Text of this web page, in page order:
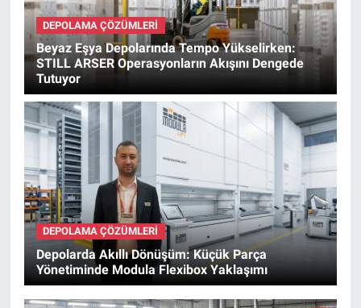
DEPOLAMA ÇÖZÜMLERI
Beyaz Eşya Depolarında Tempo Yükselirken:
STILL ARSER Operasyonların Akışını Dengede
Tutuyor
DEPOLAMA ÇÖZÜMLERI
Depolarda Akıllı Dönüşüm: Küçük Parça
Yönetiminde Modula Flexibox Yaklaşımı